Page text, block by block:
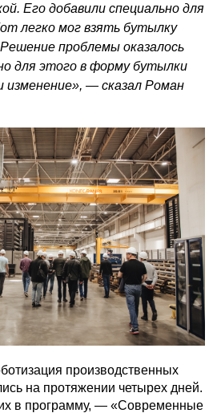
Его добавили специально для
легко мог взять бутылку
проблемы оказалось
для этого в форму бутылки
изменение», — сказал Роман
производственных
на протяжении четырех дней.
в программу, — «Современные